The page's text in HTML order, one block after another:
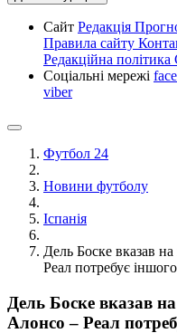
Сайт Редакція
Правила сайту
Редакційна політика
Соціальні мережі
viber
Футбол 24
Новини футболу
Іспанія
Дель Боске вказав
Реал потребує іншого
Дель Боске вказав
Алонсо – Реал